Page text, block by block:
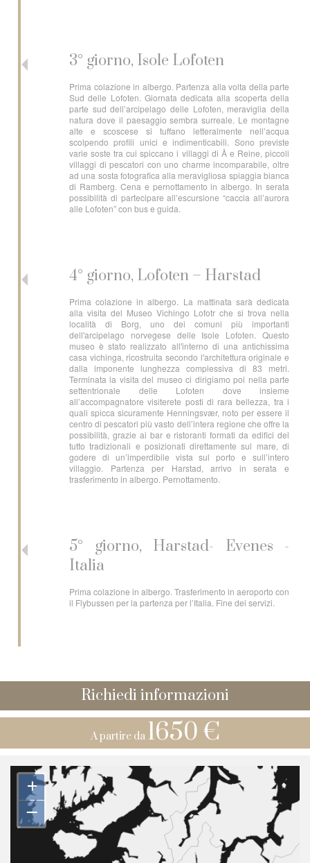
3° giorno, Isole Lofoten
Prima colazione in albergo. Partenza alla volta della parte
Sud delle Lofoten. Giornata dedicata alla scoperta della
parte sud dell’arcipelago delle Lofoten, meraviglia della
natura dove il paesaggio sembra surreale. Le montagne
alte e scoscese si tuffano letteralmente nell’acqua
scolpendo profili unici e indimenticabili. Sono previste
varie soste tra cui spiccano i villaggi di Å e Reine, piccoli
villaggi di pescatori con uno charme incomparabile, oltre
ad una sosta fotografica alla meravigliosa spiaggia bianca
di Ramberg. Cena e pernottamento in albergo. In serata
possibilità di partecipare all’escursione “caccia all’aurora
alle Lofoten” con bus e guida.
4° giorno, Lofoten – Harstad
Prima colazione in albergo. La mattinata sarà dedicata
alla visita del Museo Vichingo Lofotr che si trova nella
località di Borg, uno dei comuni più importanti
dell'arcipelago norvegese delle Isole Lofoten. Questo
museo è stato realizzato all'interno di una antichissima
casa vichinga, ricostruita secondo l'architettura originale e
dalla imponente lunghezza complessiva di 83 metri.
Terminata la visita del museo ci dirigiamo poi nella parte
settentrionale delle Lofoten dove insieme
all’accompagnatore visiterete posti di rara bellezza, tra i
quali spicca sicuramente Henningsvær, noto per essere il
centro di pescatori più vasto dell’intera regione che offre la
possibilità, grazie ai bar e ristoranti formati da edifici del
tutto tradizionali e posizionati direttamente sul mare, di
godere di un’imperdibile vista sul porto e sull’intero
villaggio. Partenza per Harstad, arrivo in serata e
trasferimento in albergo. Pernottamento.
5° giorno, Harstad- Evenes -
Italia
Prima colazione in albergo. Trasferimento in aeroporto con
il Flybussen per la partenza per l’Italia. Fine dei servizi.
Richiedi informazioni
A partire da 1650 €
+
–